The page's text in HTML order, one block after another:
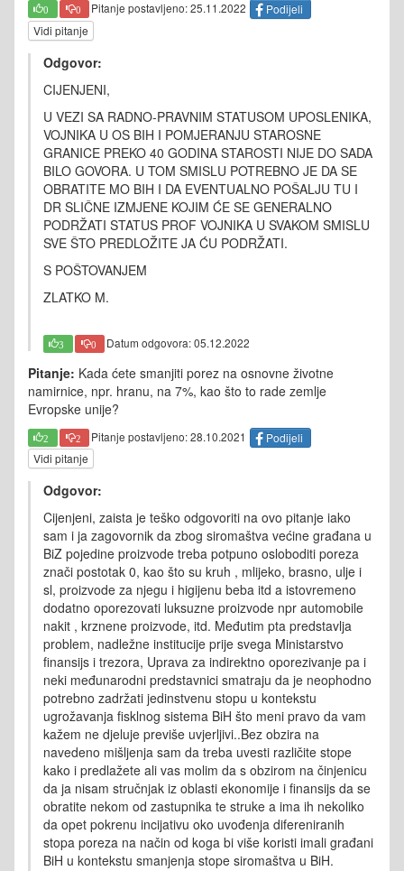
0 0 Pitanje postavljeno: 25.11.2022
Podijeli
Vidi pitanje
Odgovor:
CIJENJENI,
U VEZI SA RADNO-PRAVNIM STATUSOM UPOSLENIKA,
VOJNIKA U OS BIH I POMJERANJU STAROSNE
GRANICE PREKO 40 GODINA STAROSTI NIJE DO SADA
BILO GOVORA. U TOM SMISLU POTREBNO JE DA SE
OBRATITE MO BIH I DA EVENTUALNO POŠALJU TU I
DR SLIČNE IZMJENE KOJIM ĆE SE GENERALNO
PODRŽATI STATUS PROF VOJNIKA U SVAKOM SMISLU
SVE ŠTO PREDLOŽITE JA ĆU PODRŽATI.
S POŠTOVANJEM
ZLATKO M.
3 0 Datum odgovora: 05.12.2022
Pitanje: Kada ćete smanjiti porez na osnovne životne
namirnice, npr. hranu, na 7%, kao što to rade zemlje
Evropske unije?
2 2 Pitanje postavljeno: 28.10.2021
Podijeli
Vidi pitanje
Odgovor:
Cijenjeni, zaista je teško odgovoriti na ovo pitanje iako
sam i ja zagovornik da zbog siromaštva većine građana u
BiZ pojedine proizvode treba potpuno osloboditi poreza
znači postotak 0, kao što su kruh , mlijeko, brasno, ulje i
sl, proizvode za njegu i higijenu beba itd a istovremeno
dodatno oporezovati luksuzne proizvode npr automobile
nakit , krznene proizvode, itd. Međutim pta predstavlja
problem, nadležne institucije prije svega Ministarstvo
finansijs i trezora, Uprava za indirektno oporezivanje pa i
neki međunarodni predstavnici smatraju da je neophodno
potrebno zadržati jedinstvenu stopu u kontekstu
ugrožavanja fisklnog sistema BiH što meni pravo da vam
kažem ne djeluje previše uvjerljivi..Bez obzira na
navedeno mišljenja sam da treba uvesti različite stope
kako i predlažete ali vas molim da s obzirom na činjenicu
da ja nisam stručnjak iz oblasti ekonomije i finansijs da se
obratite nekom od zastupnika te struke a ima ih nekoliko
da opet pokrenu incijativu oko uvođenja difereniranih
stopa poreza na način od koga bi više koristi imali građani
BiH u kontekstu smanjenja stope siromaštva u BiH.